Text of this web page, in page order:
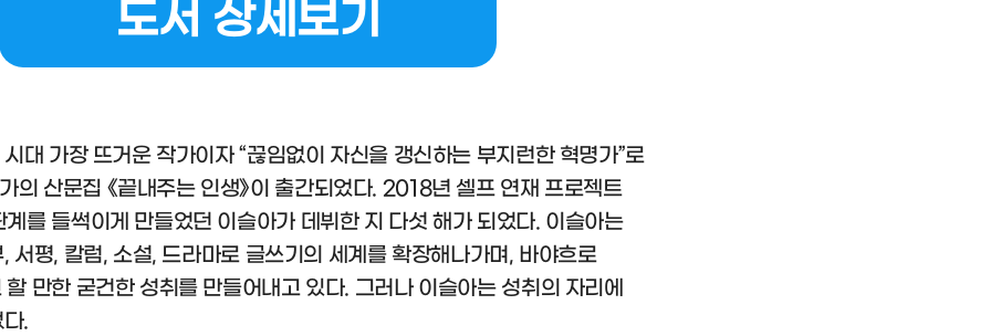
도서 상세보기
대 가장 뜨거운 작가이자 “끊임없이 자신을 갱신하는 부지런한 혁명가”로
의 산문집 《끝내주는 인생》이 출간되었다. 2018년 셀프 연재 프로젝트
계를 들썩이게 만들었던 이슬아가 데뷔한 지 다섯 해가 되었다. 이슬아는
서평, 칼럼, 소설, 드라마로 글쓰기의 세계를 확장해나가며, 바야흐로
할 만한 굳건한 성취를 만들어내고 있다. 그러나 이슬아는 성취의 자리에
.